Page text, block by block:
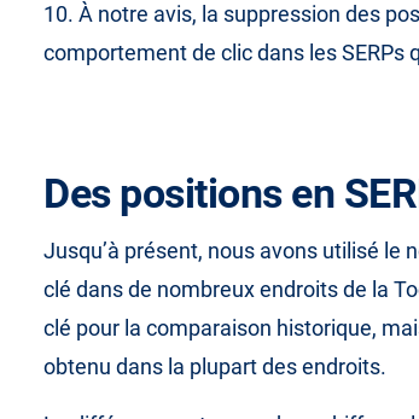
10. À notre avis, la suppression des
comportement de clic dans les SERPs
Des positions en
Jusqu’à présent, nous avons utilisé
clé dans de nombreux endroits de la
clé pour la comparaison historique,
obtenu dans la plupart des endroits.